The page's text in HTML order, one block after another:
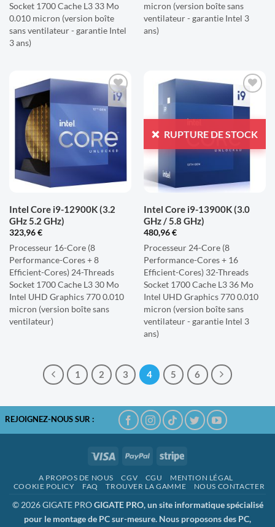
Socket 1700 Cache L3 33 Mo
0.010 micron (version boîte
sans ventilateur - garantie Intel
3 ans)
micron (version boîte sans
ventilateur - garantie Intel 3
ans)
AJOUTER
À LA
D'ENVIES
Intel Core i9-12900K (3.2
GHz 5.2 GHz)
323,96€
Processeur 16-Core (8
Performance-Cores + 8
Efficient-Cores) 24-Threads
Socket 1700 Cache L3 30 Mo
Intel UHD Graphics 770 0.010
micron (version boîte sans
ventilateur)
AJOUTER
D'ENVIES
RUPTURE DE STOCK
Intel Core i9-13900K (3.0
GHz / 5.8 GHz)
480,96€
Processeur 24-Core (8
Performance-Cores + 16
Efficient-Cores) 32-Threads
Socket 1700 Cache L3 36 Mo
Intel UHD Graphics 770 0.010
micron (version boîte sans
ventilateur - garantie Intel 3
ans)
1 2 3 4 5 6
REJOIGNEZ-NOUS SUR :
Visa PayPal Stripe
A PROPOS DE NOUS CGV CGU
MENTION LÉGAL
COOKIE POLICY
FAQ TROUVER LA GAMME NOUS CONTACTER
© 2026 GIGATE PROGIGATE PRO, un site informatique spécialisé
pour le montage de PC sur-mesure. Nous proposons des PC,